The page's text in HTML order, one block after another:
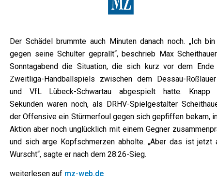
Der Schädel brummte auch Minuten danach noch. „Ich
gegen seine Schulter geprallt“, beschrieb Max
Sonntagabend die Situation, die sich kurz vor dem
Zweitliga-Handballspiels zwischen dem Dessau-
und VfL Lübeck-Schwartau abgespielt hatte. Knapp
Sekunden waren noch, als DRHV-Spielgestalter
der Offensive ein Stürmerfoul gegen sich gepfiffen bekam,
Aktion aber noch unglücklich mit einem Gegner
und sich arge Kopfschmerzen abholte. „Aber das ist jetzt
Wurscht“, sagte er nach dem 28:26-Sieg.
weiterlesen auf mz-web.de